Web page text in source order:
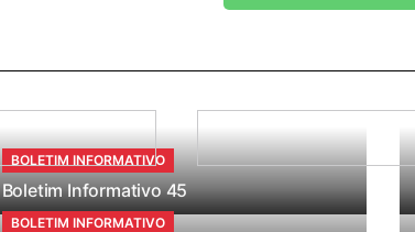
BOLETIM INFORMATIVO
Boletim Informativo 45
BOLETIM INFORMATIVO